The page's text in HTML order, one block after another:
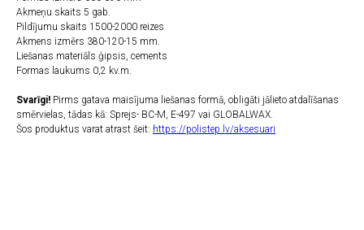
Akmeņu skaits 5 gab.
Pildījumu skaits 1500-2000 reizes
Akmens izmērs 380-120-15 mm.
Liešanas materiāls ģipsis, cements
Formas laukums 0,2 kv.m.
Svarīgi! Pirms gatava maisījuma liešanas formā, obligāti jālieto atdalīšanas
smērvielas, tādas kā: Sprejs- BC-M, E-497 vai GLOBALWAX.
Šos produktus varat atrast šeit: https://polistep.lv/aksesuari